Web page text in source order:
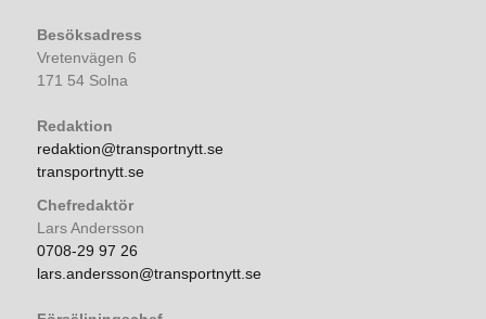
Besöksadress
Vretenvägen 6
171 54 Solna
Redaktion
redaktion@transportnytt.se
transportnytt.se
Chefredaktör
Lars Andersson
0708-29 97 26
lars.andersson@transportnytt.se